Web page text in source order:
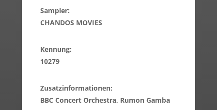
Sampler:
CHANDOS MOVIES
Kennung:
10279
Zusatzinformationen:
BBC Concert Orchestra, Rumon Gamba